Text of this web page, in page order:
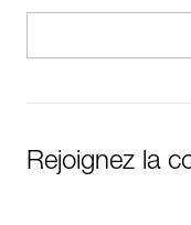
Rejoignez la